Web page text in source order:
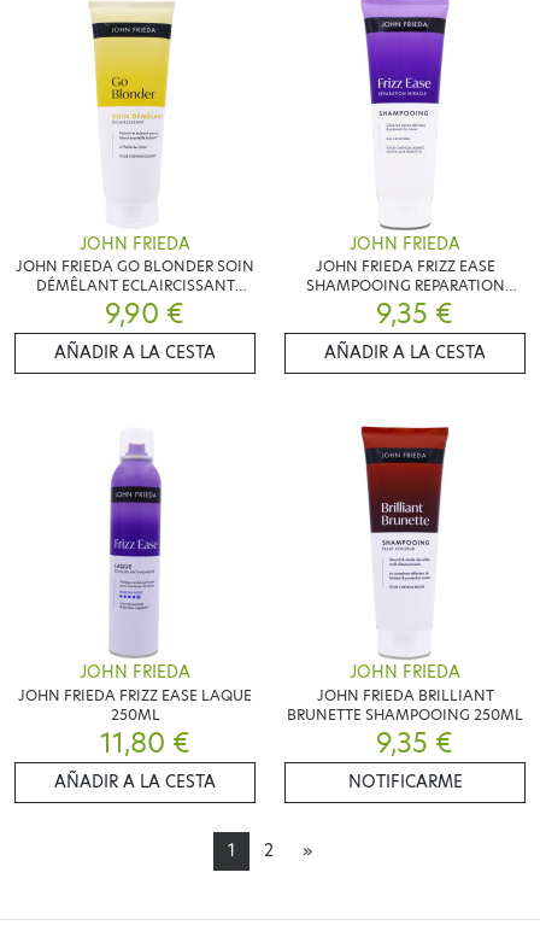
JOHN FRIEDA
JOHN FRIEDA GO BLONDER SOIN
DÉMÊLANT ECLAIRCISSANT
250ML
9,90 €
AÑADIR A LA CESTA
JOHN FRIEDA
JOHN FRIEDA FRIZZ EASE
SHAMPOOING REPARATION
250ML
9,35 €
AÑADIR A LA CESTA
JOHN FRIEDA
JOHN FRIEDA FRIZZ EASE LAQUE
250ML
11,80 €
AÑADIR A LA CESTA
JOHN FRIEDA
JOHN FRIEDA BRILLIANT
BRUNETTE SHAMPOOING 250ML
9,35 €
NOTIFICARME
1 2 »